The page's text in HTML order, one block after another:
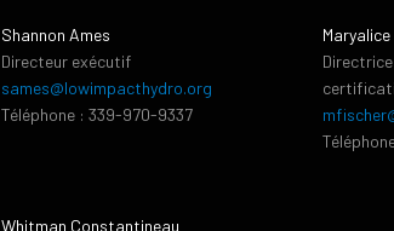
Shannon Ames
Directeur exécutif
sames@lowimpacthydro.org
Téléphone : 339-970-9337
Whitman Constantineau